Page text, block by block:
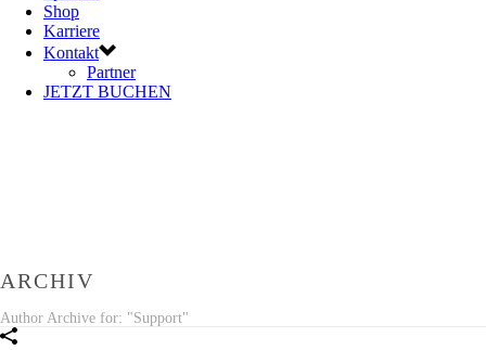
Shop
Karriere
Kontakt
Partner
JETZT BUCHEN
ARCHIV
Author Archive for: "Support"